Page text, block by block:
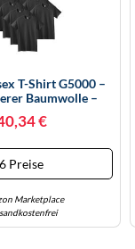
T-Shirt G5000 –
Baumwolle –
€
6 Preise
Marketplace